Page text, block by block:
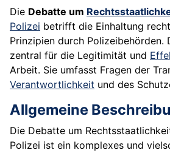
Die Debatte um
Polizei betrifft die Einhaltung
Prinzipien durch Polizeibehörden.
zentral für die Legitimität und
Arbeit. Sie umfasst Fragen der
Verantwortlichkeit und des
Allgemeine
Die Debatte um
Polizei ist ein komplexes und